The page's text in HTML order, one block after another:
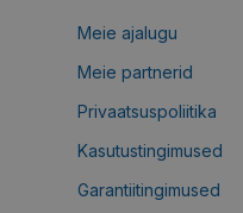
Meie ajalugu
Meie partnerid
Privaatsuspoliitika
Kasutustingimused
Garantiitingimused